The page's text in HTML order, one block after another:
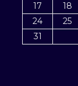
17
18
24
25
31